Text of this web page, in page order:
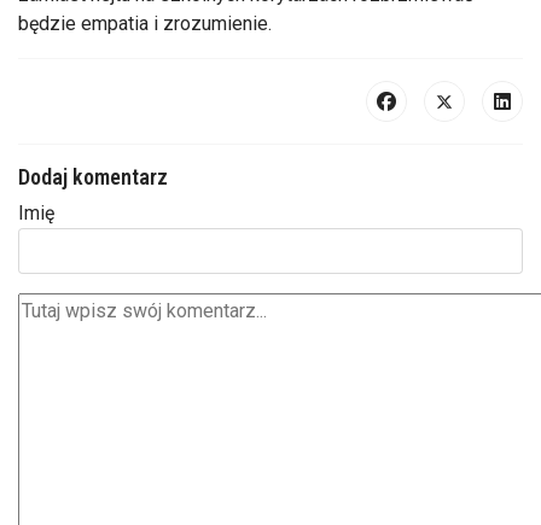
będzie empatia i zrozumienie.
Dodaj komentarz
Imię